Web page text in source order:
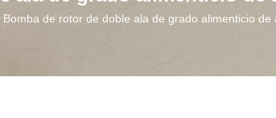
Bomba de rotor de doble ala de grado alimenticio de